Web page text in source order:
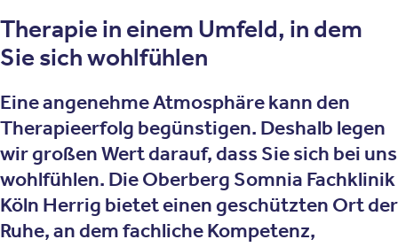
Therapie in einem Umfeld, in dem
Sie sich wohlfühlen
Eine angenehme Atmosphäre kann den
Therapieerfolg begünstigen. Deshalb legen
wir großen Wert darauf, dass Sie sich bei uns
wohlfühlen. Die Oberberg Somnia Fachklinik
Köln Herrig bietet einen geschützten Ort der
Ruhe, an dem fachliche Kompetenz,